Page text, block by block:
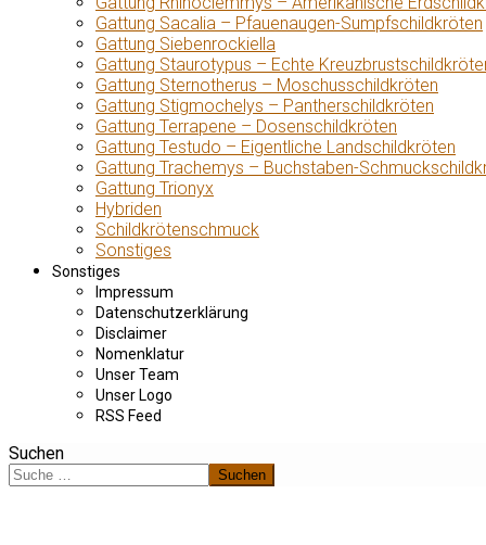
Gattung Sacalia – Pfauenaugen-Sumpfschildkröten
Gattung Siebenrockiella
Gattung Staurotypus – Echte
Gattung Sternotherus – Moschusschildkröten
Gattung Stigmochelys – Pantherschildkröten
Gattung Terrapene – Dosenschildkröten
Gattung Testudo – Eigentliche Landschildkröten
Gattung Trachemys – Buchstaben-
Gattung Trionyx
Hybriden
Schildkrötenschmuck
Sonstiges
Sonstiges
Impressum
Datenschutzerklärung
Disclaimer
Nomenklatur
Unser Team
Unser Logo
RSS Feed
Suchen
Suchen